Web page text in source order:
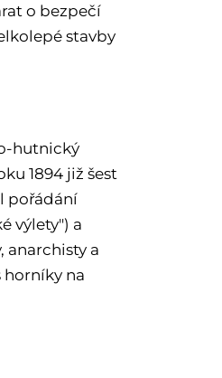
o bezpečí
stavby
hutnický
1894 již šest
pořádání
výlety") a
anarchisty a
horníky na